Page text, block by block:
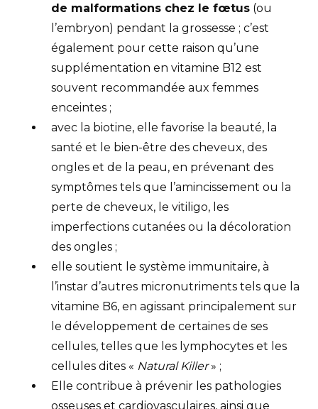
de malformations chez le fœtus (ou
l’embryon) pendant la grossesse ; c’est
également pour cette raison qu’une
supplémentation en vitamine B12 est
souvent recommandée aux femmes
enceintes ;
avec la biotine, elle favorise la beauté, la
santé et le bien-être des cheveux, des
ongles et de la peau, en prévenant des
symptômes tels que l’amincissement ou la
perte de cheveux, le vitiligo, les
imperfections cutanées ou la décoloration
des ongles ;
elle soutient le système immunitaire, à
l’instar d’autres micronutriments tels que la
vitamine B6, en agissant principalement sur
le développement de certaines de ses
cellules, telles que les lymphocytes et les
cellules dites « Natural Killer» ;
Elle contribue à prévenir les pathologies
osseuses et cardiovasculaires, ainsi que